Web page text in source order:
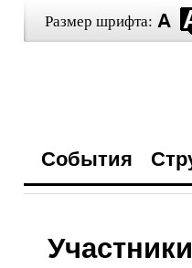
Размер шрифта:
События